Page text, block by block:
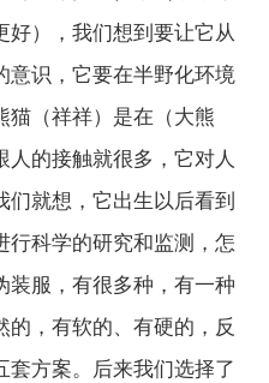
好），我们想到要让它从
意识，它要在半野化环境
猫（祥祥）是在（大熊
的接触就很多，它对人
就想，它出生以后看到
行科学的研究和监测，怎
装服，有很多种，有一种
，有软的、有硬的，反
套方案。后来我们选择了